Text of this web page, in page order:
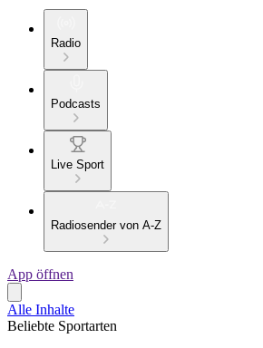
Radio
Podcasts
Live Sport
Radiosender von A-Z
App öffnen
Alle Inhalte
Beliebte Sportarten